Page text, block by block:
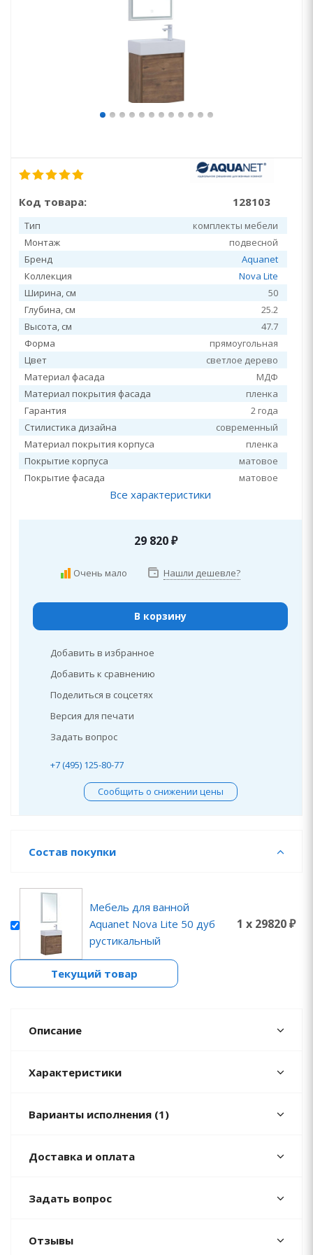
Код товара: 128103
Тип
комплекты мебели
Монтаж
подвесной
Бренд
Aquanet
Коллекция
Nova Lite
Ширина, см
50
Глубина, см
25.2
Высота, см
47.7
Форма
прямоугольная
Цвет
светлое дерево
Материал фасада
МДФ
Материал покрытия фасада
пленка
Гарантия
2 года
Стилистика дизайна
современный
Материал покрытия корпуса
пленка
Покрытие корпуса
матовое
Покрытие фасада
матовое
Все характеристики
29 820₽
Очень мало Нашли дешевле?
В корзину
Добавить в избранное
Добавить к сравнению
Поделиться в соцсетях
Версия для печати
Задать вопрос
+7 (495) 125-80-77
Сообщить о снижении цены
Состав покупки
Мебель для ванной
Aquanet Nova Lite 50 дуб
рустикальный
1 x 29820 ₽
Текущий товар
Описание
Характеристики
Варианты исполнения (1)
Доставка и оплата
Задать вопрос
Отзывы